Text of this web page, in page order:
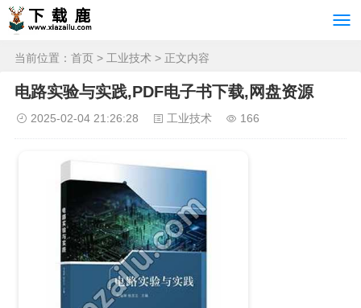
当前位置： 首页 > 工业技术 > 正文内容
电路实验与实践,PDF电子书下载,网盘资源
2025-02-04 21:26:28 工业技术 166